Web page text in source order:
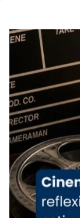
Recupera
tican
07/carmina-
espana-
Foto
View on Facebook
2 weeks
«Avui les